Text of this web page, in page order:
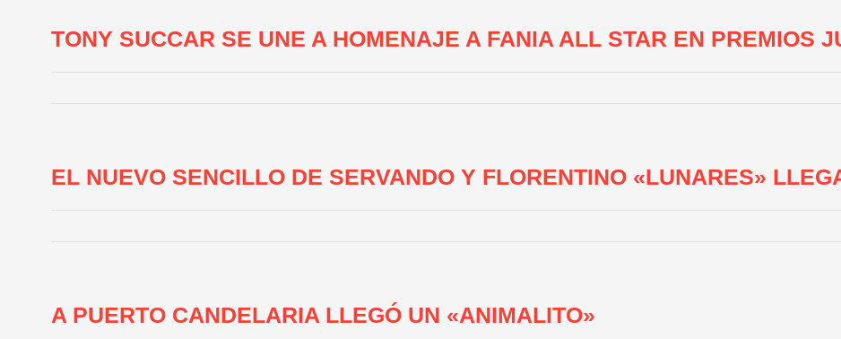
TONY SUCCAR SE UNE A HOMENAJE A FANIA ALL STAR EN PREMIOS
EL NUEVO SENCILLO DE SERVANDO Y FLORENTINO «LUNARES»
A PUERTO CANDELARIA LLEGÓ UN «ANIMALITO»